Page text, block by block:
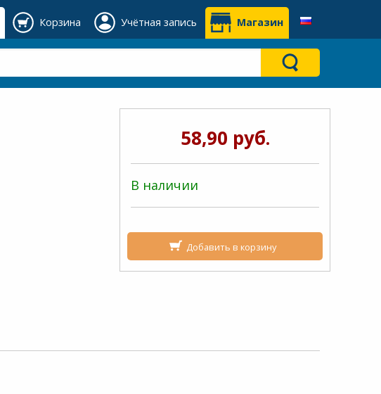
Корзина Учётная запись Магазин
58,90 руб.
В наличии
Добавить в корзину